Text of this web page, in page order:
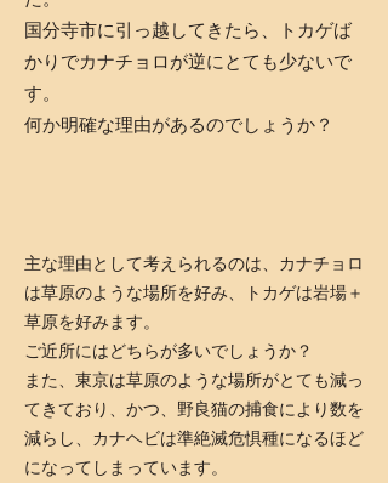
国分寺市に引っ越してきたら、トカゲば
かりでカナチョロが逆にとても少ないで
す。
何か明確な理由があるのでしょうか？
主な理由として考えられるのは、カナチョロ
は草原のような場所を好み、トカゲは岩場＋
草原を好みます。
ご近所にはどちらが多いでしょうか？
また、東京は草原のような場所がとても減っ
てきており、かつ、野良猫の捕食により数を
減らし、カナヘビは準絶滅危惧種になるほど
になってしまっています。